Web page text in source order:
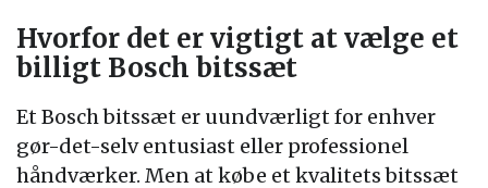
Hvorfor det er vigtigt at vælge et
billigt Bosch bitssæt
Et Bosch bitssæt er uundværligt for enhver
gør-det-selv entusiast eller professionel
håndværker. Men at købe et kvalitets bitssæt